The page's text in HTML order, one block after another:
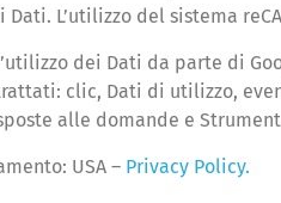
L’utilizzo del sistema
dei Dati da parte di
clic, Dati di utilizzo,
alle domande e
USA – Privacy Policy.